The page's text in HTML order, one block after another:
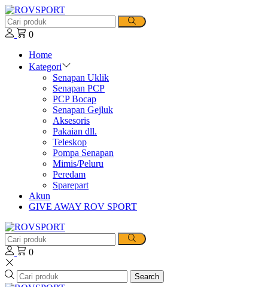
0
Home
Kategori
Senapan Uklik
Senapan PCP
PCP Bocap
Senapan Gejluk
Aksesoris
Pakaian dll.
Teleskop
Pompa Senapan
Mimis/Peluru
Peredam
Sparepart
Akun
GIVE AWAY ROV SPORT
0
Search